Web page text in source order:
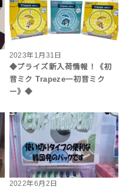
2023年1月31日
◆プライズ新入荷情報！《初
音ミク Trapeze一初音ミク
ー》◆
2022年6月2日